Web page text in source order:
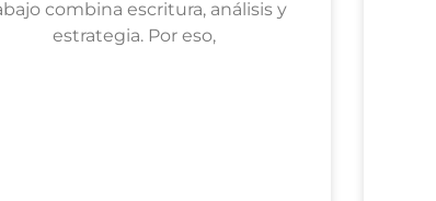
combina escritura, análisis y
estrategia. Por eso,